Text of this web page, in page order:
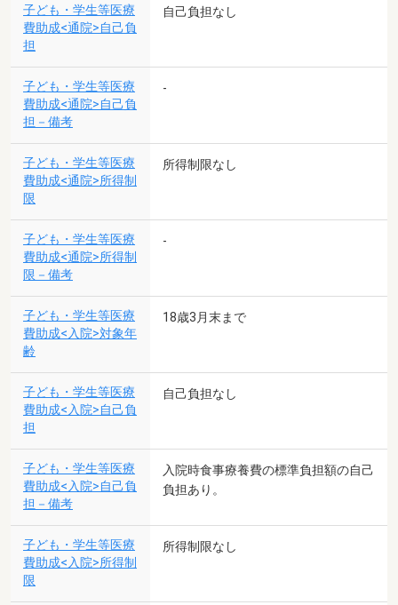
子ども・学生等医療
費助成<通院>自己負
担
自己負担なし
子ども・学生等医療
費助成<通院>自己負
担－備考
-
子ども・学生等医療
費助成<通院>所得制
限
所得制限なし
子ども・学生等医療
費助成<通院>所得制
限－備考
-
子ども・学生等医療
費助成<入院>対象年
齢
18歳3月末まで
子ども・学生等医療
費助成<入院>自己負
担
自己負担なし
子ども・学生等医療
費助成<入院>自己負
担－備考
入院時食事療養費の標準負担額の自己
負担あり。
子ども・学生等医療
費助成<入院>所得制
限
所得制限なし